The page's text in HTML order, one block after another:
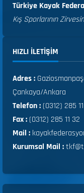
Türkiye Kayak
Kış Sporlarının
HIZLI ILETIŞIM
Adres :
Çankaya/Ankara
Telefon :(0312) 285
Fax :(0312) 285 11 32
Mail :
Kurumsal Mail :